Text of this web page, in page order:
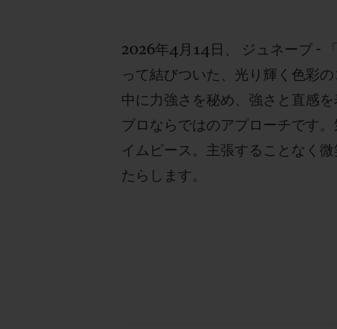
2026年4月14日、 ジュネーブ -
って結びついた、光り輝く色彩
中に力強さを秘め、強さと直感
ブロならではのアプローチです
イムピース。主張することなく
たらします。